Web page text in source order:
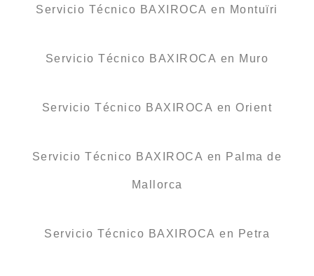
Servicio Técnico BAXIROCA en Montuïri
Servicio Técnico BAXIROCA en Muro
Servicio Técnico BAXIROCA en Orient
Servicio Técnico BAXIROCA en Palma de
Mallorca
Servicio Técnico BAXIROCA en Petra